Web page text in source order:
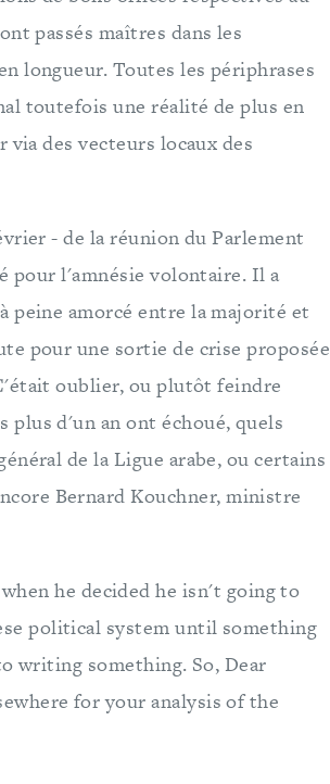
passés maîtres dans les
longueur. Toutes les périphrases
toutefois une réalité de plus en
des vecteurs locaux des
- de la réunion du Parlement
pour l'amnésie volontaire. Il a
peine amorcé entre la majorité et
pour une sortie de crise proposée
oublier, ou plutôt feindre
plus d'un an ont échoué, quels
de la Ligue arabe, ou certains
Bernard Kouchner, ministre
when he decided he isn't going to
political system until something
writing something. So, Dear
for your analysis of the